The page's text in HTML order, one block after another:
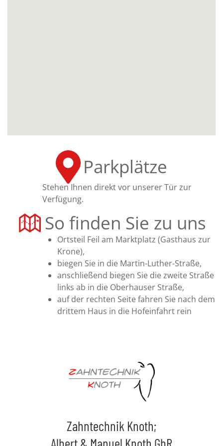
Parkplätze
Stehen Ihnen direkt vor unserer Tür zur
Verfügung.
So finden Sie zu uns
Ortsteil Feil am Marktplatz (Gasthaus zur
Krone),
biegen Sie in die Martin-Luther-Straße,
anschließend biegen Sie die zweite Straße
links ab in die Oberhauser Straße,
auf der rechten Seite fahren Sie nach dem
drittem Haus in die Hofeinfahrt rein
Zahntechnik Knoth;